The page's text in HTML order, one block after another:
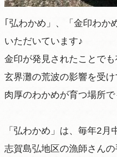
｢弘わかめ」、「金印わか
いただいています♪
金印が発見されたことでも
玄界灘の荒波の影響を受
肉厚のわかめが育つ場所
「弘わかめ」は、毎年2月
志賀島弘地区の漁師さん